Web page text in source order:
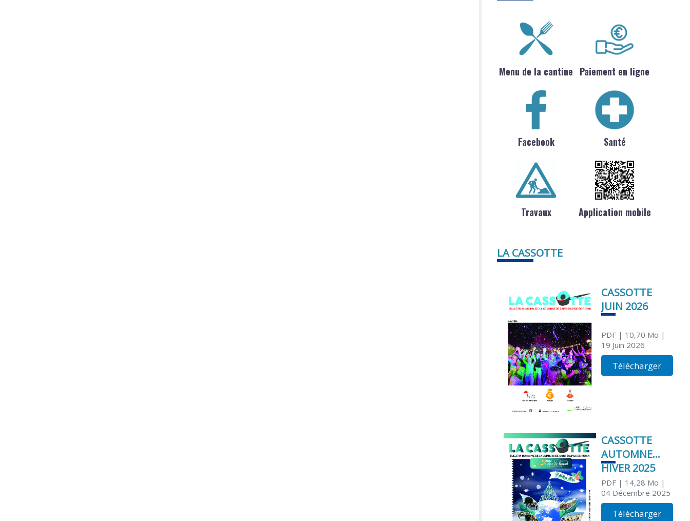
Menu de la cantine Paiement en ligne
Facebook Santé
Travaux Application mobile
LA CASSOTTE
CASSOTTE
JUIN 2026
PDF| 10,70 Mo |
19 Juin 2026
Télécharger
CASSOTTE
AUTOMNE
HIVER 2025
PDF| 14,28 Mo |
04 Décembre 2025
Télécharger